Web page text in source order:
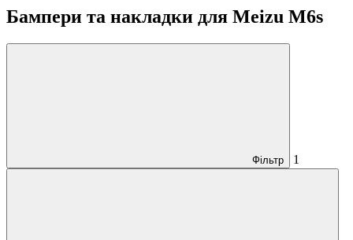
Бампери та накладки для Meizu M6s
Фільтр 1